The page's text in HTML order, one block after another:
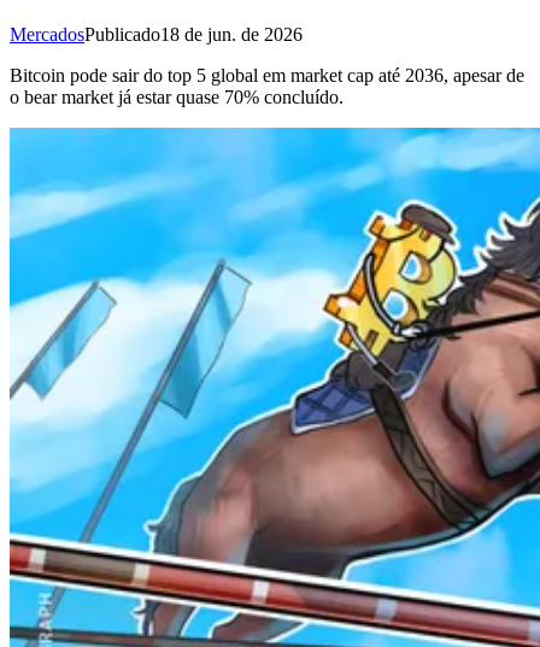
MercadosPublicado18 de jun. de 2026
Bitcoin pode sair do top 5 global em market cap até 2036, apesar de
o bear market já estar quase 70% concluído.